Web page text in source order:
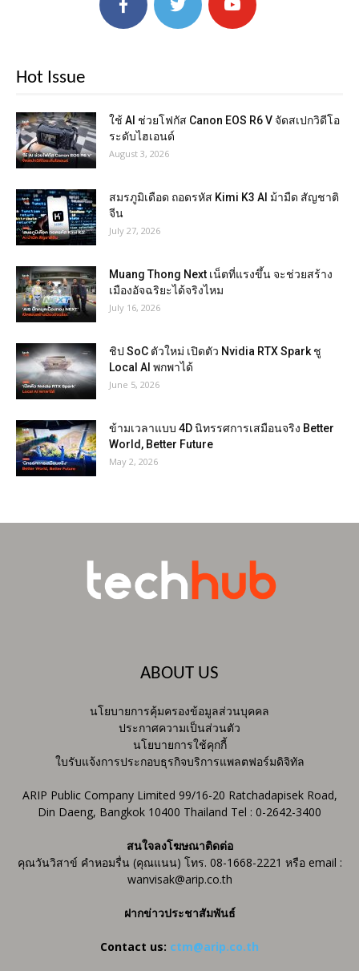
Hot Issue
ใช้ AI ช่วยโฟกัส Canon EOS R6 V จัดสเปกวิดีโอ
ระดับไฮเอนด์
August 3, 2026
สมรภูมิเดือด ถอดรหัส Kimi K3 AI ม้ามืด สัญชาติ
จีน
July 27, 2026
Muang Thong Next เน็ตที่แรงขึ้น จะช่วยสร้าง
เมืองอัจฉริยะได้จริงไหม
July 16, 2026
ชิป SoC ตัวใหม่ เปิดตัว Nvidia RTX Spark ชู
Local AI พกพาได้
June 5, 2026
ข้ามเวลาแบบ 4D นิทรรศการเสมือนจริง Better
World, Better Future
May 2, 2026
ABOUT US
นโยบายการคุ้มครองข้อมูลส่วนบุคคล
ประกาศความเป็นส่วนตัว
นโยบายการใช้คุกกี้
ใบรับแจ้งการประกอบธุรกิจบริการแพลตฟอร์มดิจิทัล
ARIP Public Company Limited 99/16-20 Ratchadapisek Road,
Din Daeng, Bangkok 10400 Thailand Tel : 0-2642-3400
สนใจลงโฆษณาติดต่อ
คุณวันวิสาข์ คำหอมรื่น (คุณแนน) โทร. 08-1668-2221 หรือ email :
wanvisak@arip.co.th
ฝากข่าวประชาสัมพันธ์
Contact us: ctm@arip.co.th